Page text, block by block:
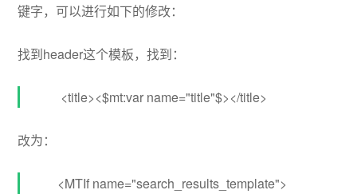
键字，可以进行如下的修改：
找到header这个模板，找到：
<title><$mt:var name="title"$></title>
改为：
<MTIf name="search_results_template">